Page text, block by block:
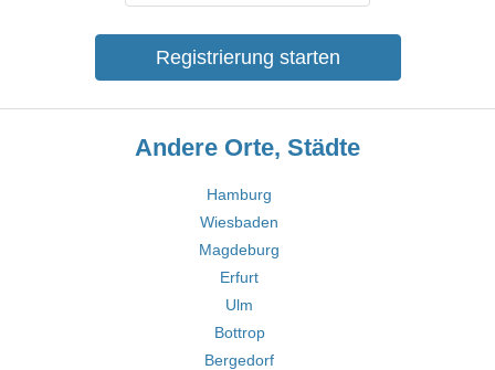
Registrierung starten
Andere Orte, Städte
Hamburg
Wiesbaden
Magdeburg
Erfurt
Ulm
Bottrop
Bergedorf